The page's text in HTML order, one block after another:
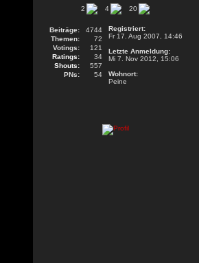
2 4 20
Beiträge:
4744
Themen:
72
Votings:
121
Ratings:
34
Shouts:
557
PNs:
54
Registriert:
Fr 17. Aug 2007, 14:46
Letzte Anmeldung:
Mi 7. Nov 2012, 15:06
Wohnort:
Peine